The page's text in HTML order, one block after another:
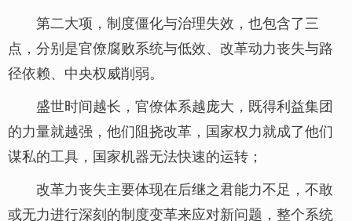
第二大项，制度僵化与治理失效，也包含了三
点，分别是官僚腐败系统与低效、改革动力丧失与路
径依赖、中央权威削弱。
盛世时间越长，官僚体系越庞大，既得利益集团
的力量就越强，他们阻挠改革，国家权力就成了他们
谋私的工具，国家机器无法快速的运转；
改革力丧失主要体现在后继之君能力不足，不敢
或无力进行深刻的制度变革来应对新问题，整个系统